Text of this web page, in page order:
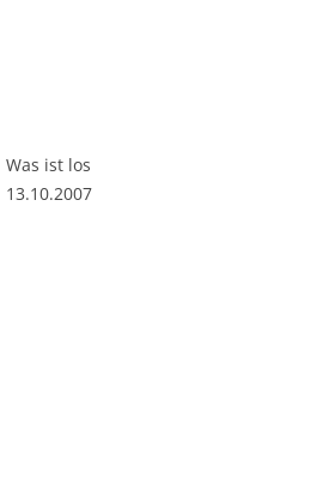
Was ist los
13.10.2007